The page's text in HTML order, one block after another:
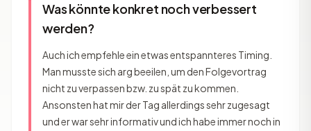
Was könnte konkret noch verbessert
werden?
Auch ich empfehle ein etwas entspannteres Timing.
Man musste sich arg beeilen, um den Folgevortrag
nicht zu verpassen bzw. zu spät zu kommen.
Ansonsten hat mir der Tag allerdings sehr zugesagt
und er war sehr informativ und ich habe immer noch in